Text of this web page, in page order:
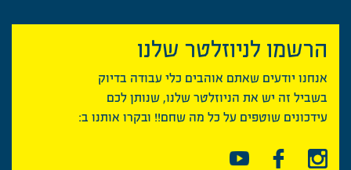
הרשמו לניוזלטר שלנו
אנחנו יודעים שאתם אוהבים כלי עבודה בדיוק
בשביל זה יש את הניוזלטר שלנו, שנותן לכם
עידכונים שוטפים על כל מה שחם!! ובקרו אותנו ב: